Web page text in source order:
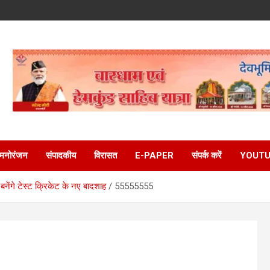
मनोरंजन संपादकीय विरासत E-PAPER संपर्क करें
टेस्ट क्रिकेट के नए बादशाह 55555555